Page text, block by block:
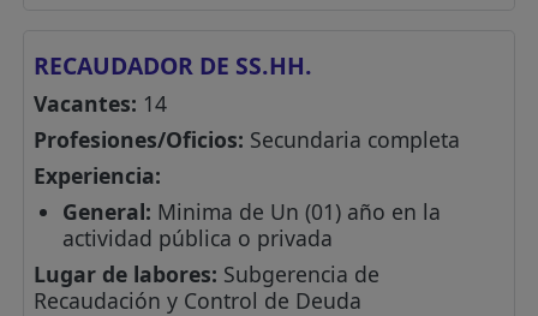
RECAUDADOR DE SS.HH.
Vacantes: 14
Profesiones/Oficios: Secundaria completa
Experiencia:
General: Minima de Un (01) año en la
actividad pública o privada
Lugar de labores: Subgerencia de
Recaudación y Control de Deuda